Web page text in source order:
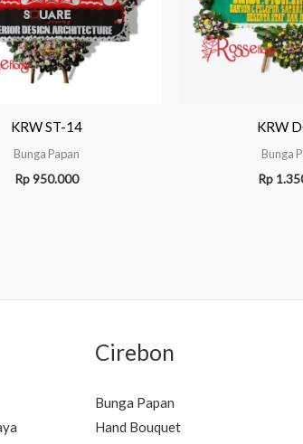
KRW ST-14
Bunga Papan
Rp950.000
KRW
Bunga
Rp
Cirebon
Bunga Papan
Hand Bouquet